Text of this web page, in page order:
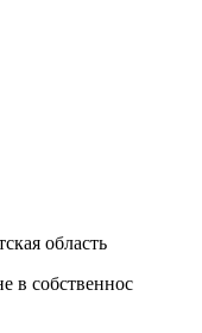
область
в собственнос